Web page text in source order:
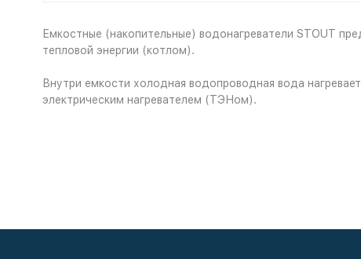
Емкостные (накопительные) водонагреватели STOUT
тепловой энергии (котлом).
Внутри емкости холодная водопроводная вода
электрическим нагревателем (ТЭНом).